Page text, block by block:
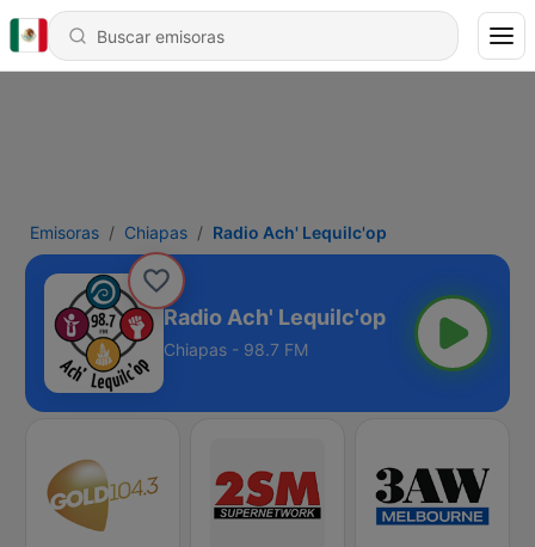
Emisoras Chiapas Radio Ach' Lequilc'op
Radio Ach' Lequilc'op
Chiapas - 98.7 FM